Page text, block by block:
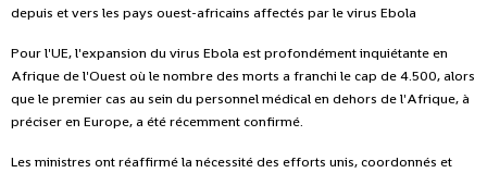
depuis et vers les pays ouest-africains affectés par le virus Ebola
Pour l'UE, l'expansion du virus Ebola est profondément inquiétante en
Afrique de l'Ouest où le nombre des morts a franchi le cap de 4.500, alors
que le premier cas au sein du personnel médical en dehors de l'Afrique, à
préciser en Europe, a été récemment confirmé.
Les ministres ont réaffirmé la nécessité des efforts unis, coordonnés et